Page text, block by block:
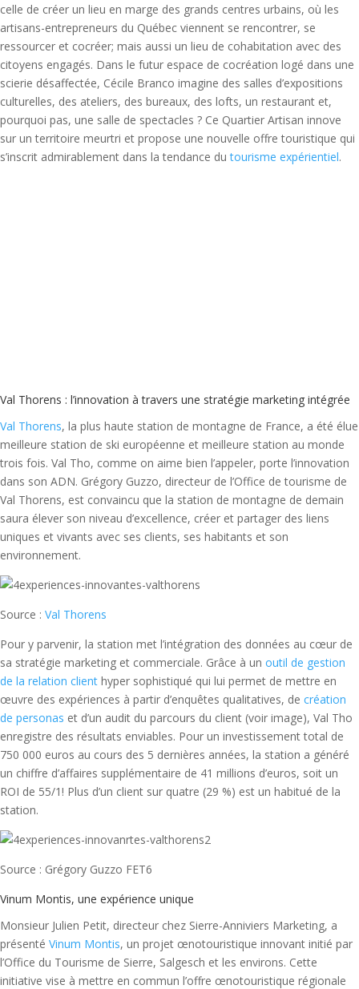
celle de créer un lieu en marge des grands centres urbains, où les
artisans-entrepreneurs du Québec viennent se rencontrer, se
ressourcer et cocréer; mais aussi un lieu de cohabitation avec des
citoyens engagés. Dans le futur espace de cocréation logé dans une
scierie désaffectée, Cécile Branco imagine des salles d’expositions
culturelles, des ateliers, des bureaux, des lofts, un restaurant et,
pourquoi pas, une salle de spectacles ? Ce Quartier Artisan innove
sur un territoire meurtri et propose une nouvelle offre touristique qui
s’inscrit admirablement dans la tendance dutourisme expérientiel.
Val Thorens : l’innovation à travers une stratégie marketing intégrée
Val Thorens, la plus haute station de montagne de France, a été élue
meilleure station de ski européenne et meilleure station au monde
trois fois. Val Tho, comme on aime bien l’appeler, porte l’innovation
dans son ADN. Grégory Guzzo, directeur de l’Office de tourisme de
Val Thorens, est convaincu que la station de montagne de demain
saura élever son niveau d’excellence, créer et partager des liens
uniques et vivants avec ses clients, ses habitants et son
environnement.
Source : Val Thorens
Pour y parvenir, la station met l’intégration des données au cœur de
sa stratégie marketing et commerciale. Grâce à un outil de gestion
de la relation client hyper sophistiqué qui lui permet de mettre en
œuvre des expériences à partir d’enquêtes qualitatives, de création
de personas et d’un audit du parcours du client (voir image), Val Tho
enregistre des résultats enviables. Pour un investissement total de
750 000 euros au cours des 5 dernières années, la station a généré
un chiffre d’affaires supplémentaire de 41 millions d’euros, soit un
ROI de 55/1! Plus d’un client sur quatre (29 %) est un habitué de la
station.
Source : Grégory Guzzo FET6
Vinum Montis, une expérience unique
Monsieur Julien Petit, directeur chez Sierre-Anniviers Marketing, a
présenté Vinum Montis, un projet œnotouristique innovant initié par
l’Office du Tourisme de Sierre, Salgesch et les environs. Cette
initiative vise à mettre en commun l’offre œnotouristique régionale